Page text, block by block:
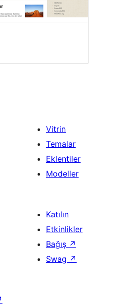
Vitrin
Temalar
Eklentiler
Modeller
Katılın
Etkinlikler
Bağış ↗
Swag ↗